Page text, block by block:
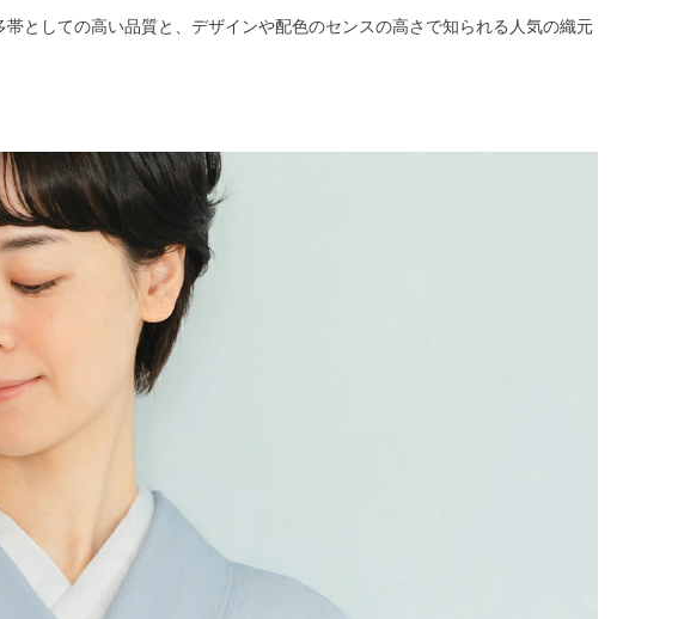
としての高い品質と、デザインや配色のセンスの高さで知られる人気の織元